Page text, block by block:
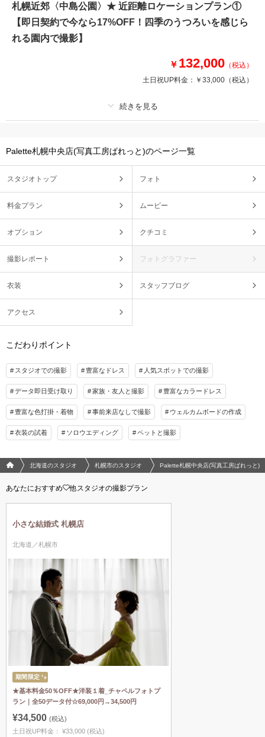
・アルバムグレードアップ無料
・土日料金半額
・プランから割引
などからお好きなものをお選びいただけます！対象外プランは無し♪
このプランで撮影可能な撮影レポート
道）
札幌近郊〈中島公園〉★ 近距離ロケーションプラン①
【即日契約で今なら17%OFF！四季のうつろいを感じら
れる園内で撮影】
￥ 132,000 （税込）
土日祝UP料金： ￥33,000 （税込）
撮影料 新婦衣装1着
着付け ヘアメイク 小物一式
アルバム データ 100 カット
家族と撮影 家族用衣装レンタル ペットと撮影
移動費・アテンド・アートブーケレンタル・Yシャツレンタル・シューズレ
『CLESTA(A6サイズ)』プレゼント中！札幌中心部に位置し、自然を多く感
じられる中島公園。四季折々の自然と撮影が可能。
〈春は桜、夏は新緑や紫陽花、秋は紅葉、冬は冬季閉鎖がなく雪景色での撮
✔︎追加料金なし！和洋のチョイス自由な衣装1着
▶︎即日契約17%OFF適用の場合：¥108,900(税込)
このプランで撮影可能な撮影レポート
撮影日：
2024年12月24日
Palette札幌中央店(写真工房ぱれっと)のページ一覧
スタジオトップ フォト
料金プラン ムービー
オプション クチコミ
撮影レポート フォトグラファー
衣装 スタッフブログ
アクセス
こだわりポイント
スタジオでの撮影 豊富なドレス 人気スポットでの撮影
データ即日受け取り 家族・友人と撮影 豊富なカラードレス
豊富な色打掛・着物 事前来店なしで撮影 ウェルカムボードの作成
衣装の試着 ソロウエディング ペットと撮影
フォトウエディング/結婚写真のPhotorait ホーム
北海道のスタジオ 札幌市のスタジオ Palette札幌中央店(写真工房ぱれっと)
あなたにおすすめ 他スタジオの撮影プラン
小さな結婚式 札幌店
北海道／札幌市
期間限定
★基本料金50％OFF★洋装１着_チャペルフォトプ
ラン｜全50データ付☆69,000円→34,500円
¥34,500 (税込)
土日祝UP料金：
¥33,000 (税込)